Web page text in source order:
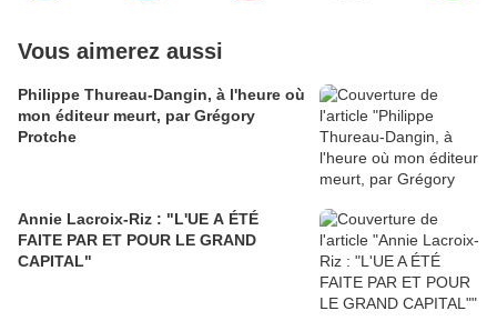
Vous aimerez aussi
Philippe Thureau-Dangin, à l'heure où
mon éditeur meurt, par Grégory
Protche
Annie Lacroix-Riz : "L'UE A ÉTÉ
FAITE PAR ET POUR LE GRAND
CAPITAL"